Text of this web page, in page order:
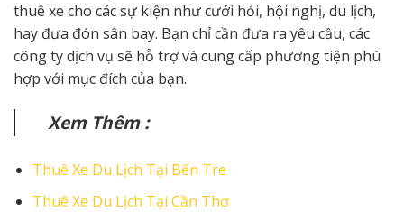
thuê xe cho các sự kiện như cưới hỏi, hội nghị, du lịch,
hay đưa đón sân bay. Bạn chỉ cần đưa ra yêu cầu, các
công ty dịch vụ sẽ hỗ trợ và cung cấp phương tiện phù
hợp với mục đích của bạn.
Xem Thêm :
Thuê Xe Du Lịch Tại Bến Tre
Thuê Xe Du Lịch Tại Cần Thơ